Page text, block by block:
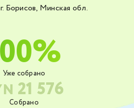
Собрано
21 576
Уже собрано
Борисов, Минская обл.